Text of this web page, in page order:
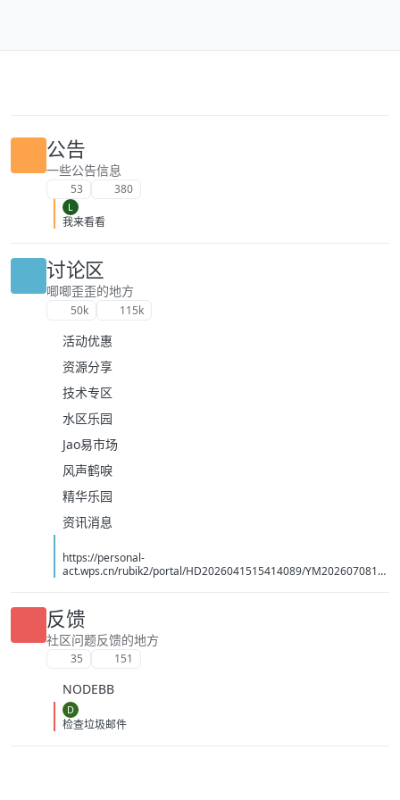
公告
一些公告信息
53 380
L
我来看看
讨论区
唧唧歪歪的地方
50k 115k
活动优惠
资源分享
技术专区
水区乐园
Jao易市场
风声鹤唳
精华乐园
资讯消息
https://personal-
act.wps.cn/rubik2/portal/HD2026041515414089/YM2026070814
反馈
社区问题反馈的地方
35 151
NODEBB
D
检查垃圾邮件